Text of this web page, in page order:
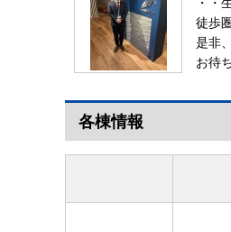
徒歩
是非
お待
各棟情報